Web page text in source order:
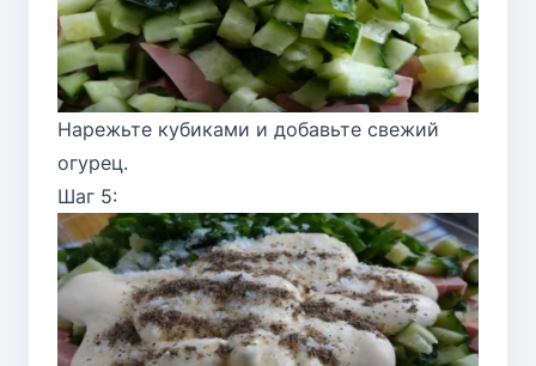
Нарежьте кубиками и добавьте свежий
огурец.
Шаг 5: